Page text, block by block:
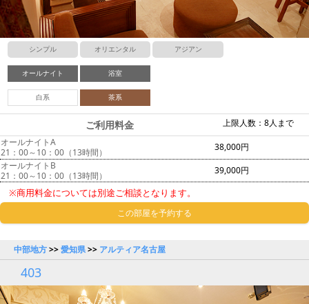
シンプル オリエンタル アジアン
オールナイト 浴室
白系 茶系
上限人数：8人まで
ご利用料金
オールナイトA
21：00～10：00（13時間）
38,000円
オールナイトB
21：00～10：00（13時間）
39,000円
※商用料金については別途ご相談となります。
この部屋を予約する
中部地方>>愛知県>> アルティア名古屋
403